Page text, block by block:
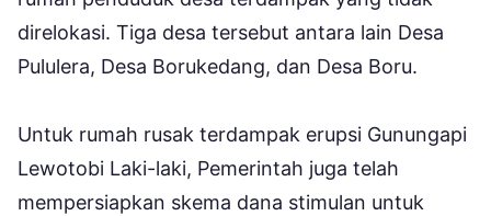
direlokasi. Tiga desa tersebut antara lain Desa
Pululera, Desa Borukedang, dan Desa Boru.
Untuk rumah rusak terdampak erupsi Gunungapi
Lewotobi Laki-laki, Pemerintah juga telah
mempersiapkan skema dana stimulan untuk